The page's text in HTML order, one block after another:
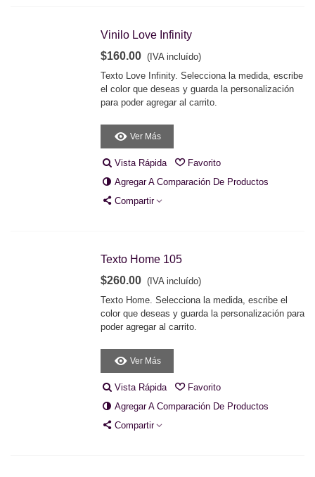
Vinilo Love Infinity
$160.00 (IVA incluído)
Texto Love Infinity. Selecciona la medida, escribe
el color que deseas y guarda la personalización
para poder agregar al carrito.
Ver Más
Vista Rápida
Favorito
Agregar A Comparación De Productos
Compartir
Texto Home 105
$260.00 (IVA incluído)
Texto Home. Selecciona la medida, escribe el
color que deseas y guarda la personalización para
poder agregar al carrito.
Ver Más
Vista Rápida
Favorito
Agregar A Comparación De Productos
Compartir